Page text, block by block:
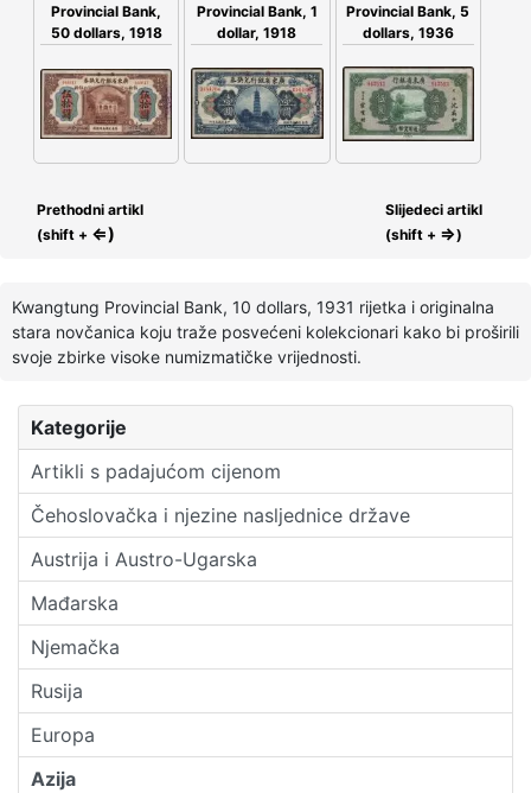
Kategorije
Artikli s padajućom cijenom
Čehoslovačka i njezine nasljednice države
Austrija i Austro-Ugarska
Mađarska
Njemačka
Rusija
Europa
Azija
Provincial Bank,
50 dollars, 1918
Provincial Bank, 1
dollar, 1918
Provincial Bank, 5
dollars, 1936
Prethodni artikl
(shift + ⇐)
Slijedeci artikl
(shift + ⇒)
Kwangtung Provincial Bank, 10 dollars, 1931 rijetka i originalna
stara novčanica koju traže posvećeni kolekcionari kako bi proširili
svoje zbirke visoke numizmatičke vrijednosti.